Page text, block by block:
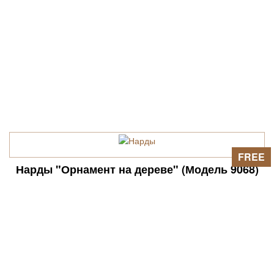
Нарды "Орнамент на дереве" (Модель 9068)
FREE